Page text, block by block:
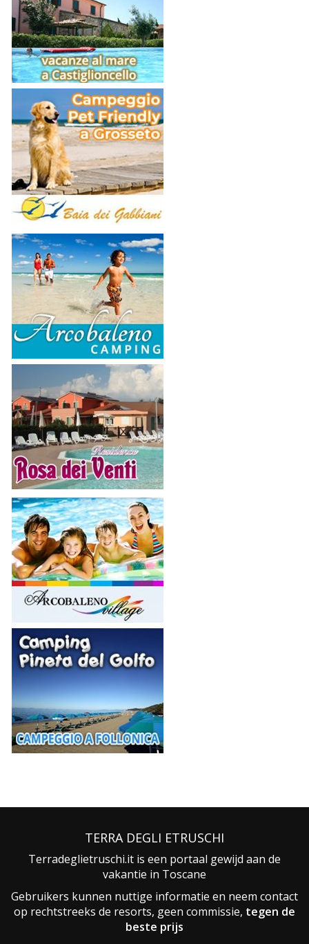
TERRA DEGLI ETRUSCHI
Terradeglietruschi.it is een portaal gewijd aan de
vakantie in Toscane
Gebruikers kunnen nuttige informatie en neem contact
op rechtstreeks de resorts, geen commissie, tegen de
beste prijs